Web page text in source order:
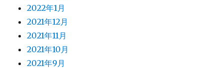
2022年1月
2021年12月
2021年11月
2021年10月
2021年9月